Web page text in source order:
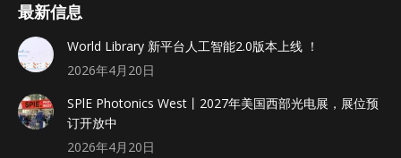
最新信息
World Library 新平台人工智能2.0版本上线 ！
2026年4月20日
SPlE Photonics West丨2027年美国西部光电展，展位预
订开放中
2026年4月20日